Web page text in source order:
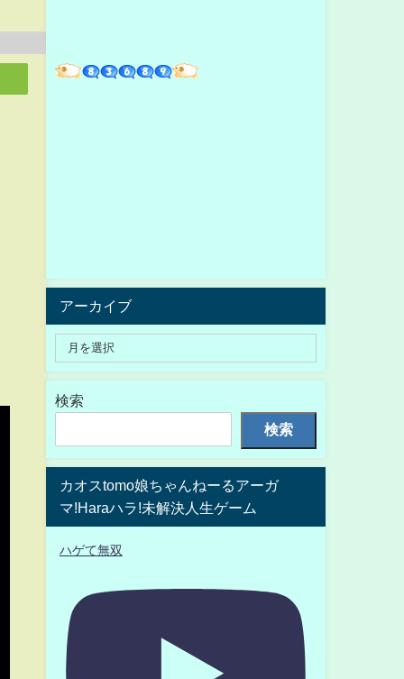
アーカイブ
検索
検索
カオスtomo娘ちゃんねーるアーガ
マ!Haraハラ!未解決人生ゲーム
ハゲて無双